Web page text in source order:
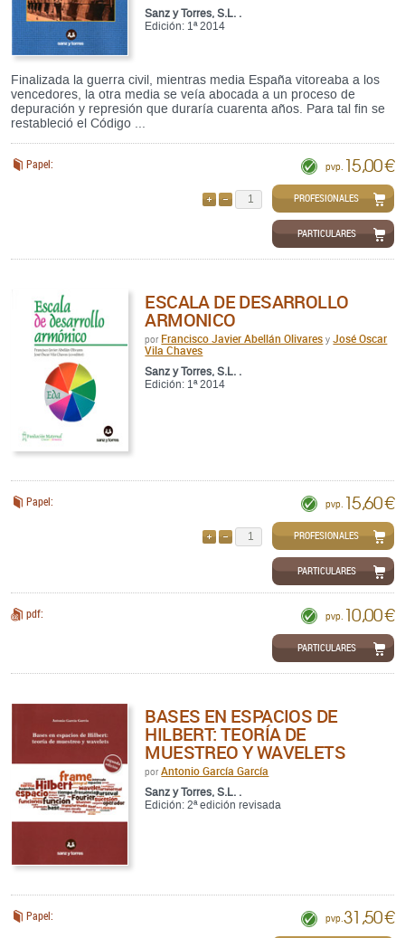
Sanz y Torres, S.L. .
Edición: 1ª 2014
Finalizada la guerra civil, mientras media España vitoreaba a los
vencedores, la otra media se veía abocada a un proceso de
depuración y represión que duraría cuarenta años. Para tal fin se
restableció el Código ...
Papel: pvp. 15,00 €
QUITARPROFESIONALES
PARTICULARES
ESCALA DE DESARROLLO
ARMONICO
por Francisco Javier Abellán Olivares yJosé Oscar
Vila Chaves
Sanz y Torres, S.L. .
Edición: 1ª 2014
Papel: pvp. 15,60 €
QUITARPROFESIONALES
PARTICULARES
pdf: pvp. 10,00 €
PARTICULARES
BASES EN ESPACIOS DE
HILBERT: TEORÍA DE
MUESTREO Y WAVELETS
porAntonio García García
Sanz y Torres, S.L. .
Edición: 2ª edición revisada
Papel: pvp. 31,50 €